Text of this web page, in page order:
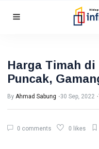
Follow us
678
Harga Timah di
Puncak,
By Ahmad Sabung 30 Sep, 2022
0 comments 0 likes